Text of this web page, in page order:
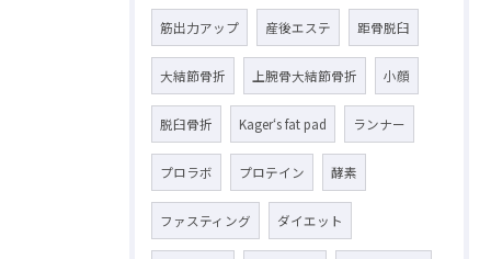
筋出力アップ 産後エステ 距骨脱臼
大結節骨折 上腕骨大結節骨折 小顔
脱臼骨折 Kager‘s fat pad ランナー
プロラボ プロテイン 酵素
ファスティング ダイエット